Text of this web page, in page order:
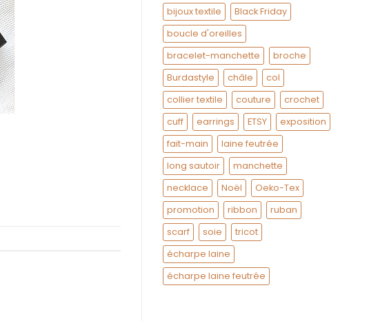
bijoux textile
Black Friday
boucle d'oreilles
bracelet-manchette
broche
Burdastyle
châle
col
collier textile
couture
crochet
cuff
earrings ETSY
exposition
fait-main
laine feutrée
long sautoir
manchette
necklace
Noël
Oeko-Tex
promotion
ribbon
ruban
scarf
soie
tricot
écharpe laine
écharpe laine feutrée